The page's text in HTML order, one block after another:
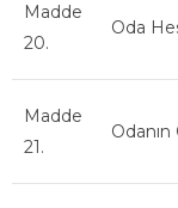
Madde
20.
Oda
Madde
21.
Odanın